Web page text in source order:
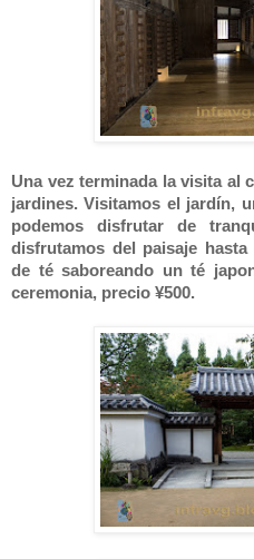
Una vez terminada la visita al
jardines. Visitamos el jardín,
podemos disfrutar de
disfrutamos del paisaje
de té saboreando un té
ceremonia, precio ¥500.